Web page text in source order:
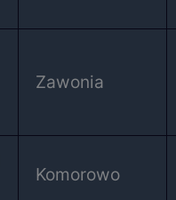
Zawonia
Komorowo